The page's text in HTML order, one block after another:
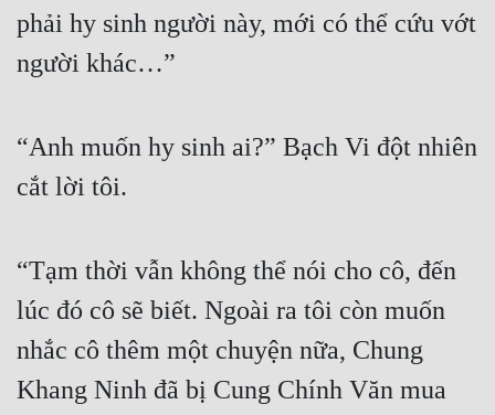
Điềm Đạm
phải hy sinh người này, mới có thể cứu vớt
người khác…”
“Anh muốn hy sinh ai?” Bạch Vi đột nhiên
cắt lời tôi.
“Tạm thời vẫn không thể nói cho cô, đến
lúc đó cô sẽ biết. Ngoài ra tôi còn muốn
nhắc cô thêm một chuyện nữa, Chung
Khang Ninh đã bị Cung Chính Văn mua